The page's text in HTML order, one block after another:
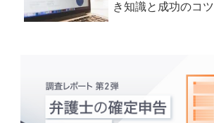
き知識と成功のコツ